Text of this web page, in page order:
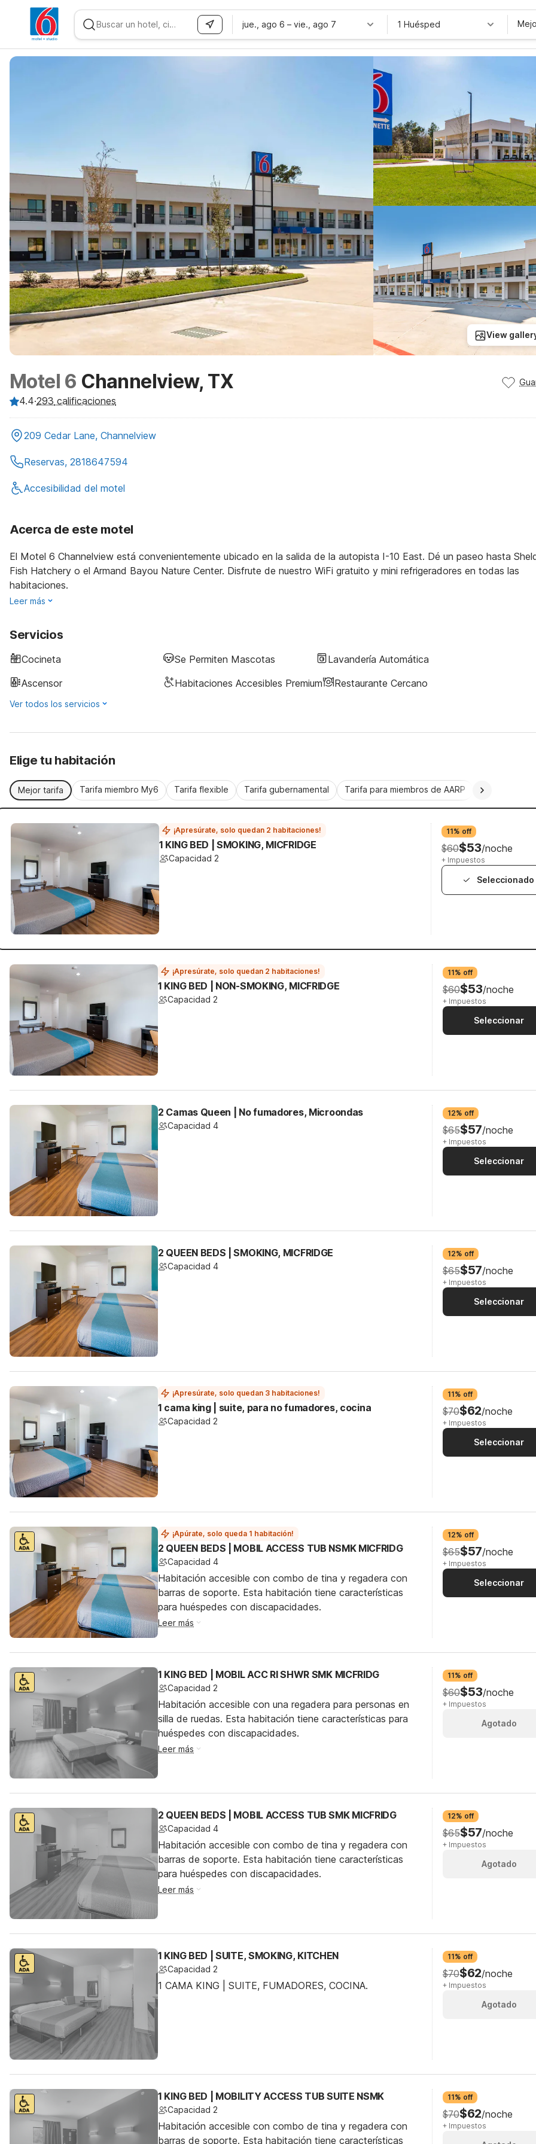
jue., ago 6 – vie., ago 7 1 Huésped
View
Motel 6 Channelview, TX
4.4·293 calificaciones
209 Cedar Lane, Channelview
Reservas, 2818647594
Accesibilidad del motel
Acerca de este motel
El Motel 6 Channelview está convenientemente ubicado en la salida de la autopista I-10 East. Dé un paseo hasta
Fish Hatchery o el Armand Bayou Nature Center. Disfrute de nuestro WiFi gratuito y mini refrigeradores en todas las
habitaciones.
Leer más
Servicios
Cocineta Se Permiten Mascotas
Lavandería Automática
Ascensor
Habitaciones Accesibles Premium Restaurante Cercano
Ver todos los servicios
Elige tu habitación
Mejor tarifa Tarifa miembro My6 Tarifa flexible Tarifa gubernamental Tarifa para miembros de AARP
¡Apresúrate, solo quedan 2 habitaciones!
1 KING BED | SMOKING, MICFRIDGE
Capacidad 2
11% off
$60$53/noche
+ Impuestos
Seleccionado
¡Apresúrate, solo quedan 2 habitaciones!
1 KING BED | NON-SMOKING, MICFRIDGE
Capacidad 2
11% off
$60$53/noche
+ Impuestos
Seleccionar
2 Camas Queen | No fumadores, Microondas
Capacidad 4
12% off
$65$57/noche
+ Impuestos
Seleccionar
2 QUEEN BEDS | SMOKING, MICFRIDGE
Capacidad 4
12% off
$65$57/noche
+ Impuestos
Seleccionar
¡Apresúrate, solo quedan 3 habitaciones!
1 cama king | suite, para no fumadores, cocina
Capacidad 2
11% off
$70$62/noche
+ Impuestos
Seleccionar
¡Apúrate, solo queda 1 habitación!
2 QUEEN BEDS | MOBIL ACCESS TUB NSMK MICFRIDG
Capacidad 4
Habitación accesible con combo de tina y regadera con
barras de soporte. Esta habitación tiene características
para huéspedes con discapacidades.
Leer más
12% off
$65$57/noche
+ Impuestos
Seleccionar
1 KING BED | MOBIL ACC RI SHWR SMK MICFRIDG
Capacidad 2
Habitación accesible con una regadera para personas en
silla de ruedas. Esta habitación tiene características para
huéspedes con discapacidades.
Leer más
11% off
$60$53/noche
+ Impuestos
Agotado
2 QUEEN BEDS | MOBIL ACCESS TUB SMK MICFRIDG
Capacidad 4
Habitación accesible con combo de tina y regadera con
barras de soporte. Esta habitación tiene características
para huéspedes con discapacidades.
Leer más
12% off
$65$57/noche
+ Impuestos
Agotado
1 KING BED | SUITE, SMOKING, KITCHEN
Capacidad 2
1 CAMA KING | SUITE, FUMADORES, COCINA.
11% off
$70$62/noche
+ Impuestos
Agotado
1 KING BED | MOBILITY ACCESS TUB SUITE NSMK
Capacidad 2
Habitación accesible con combo de tina y regadera con
barras de soporte. Esta habitación tiene características
11% off
$70$62/noche
+ Impuestos